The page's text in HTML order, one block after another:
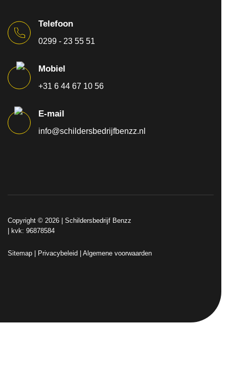
Telefoon
0299 - 23 55 51
Mobiel
+31 6 44 67 10 56
E-mail
info@schildersbedrijfbenzz.nl
Copyright © 2026 | Schildersbedrijf Benzz
| kvk: 96878584
Sitemap Privacybeleid Algemene voorwaarden